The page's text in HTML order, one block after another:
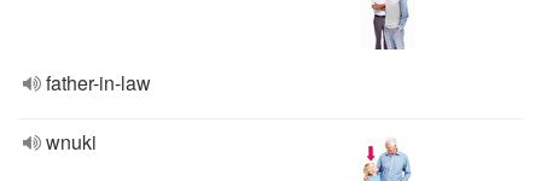
father-in-law
wnuki